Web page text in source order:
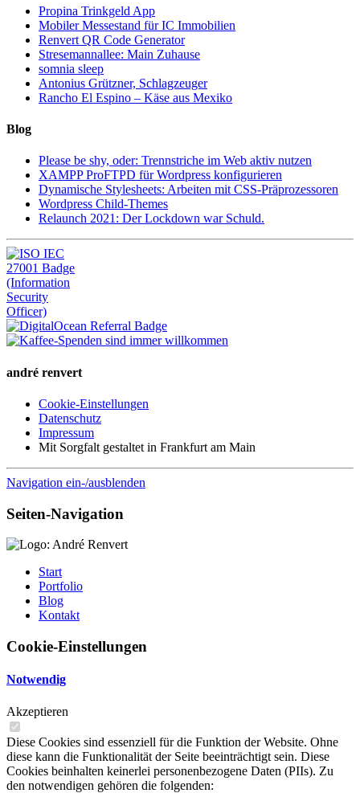
Propina Trinkgeld App
Mobiler Messestand für IC Immobilien
Renvert QR Code Generator
Stresemannallee: Main Zuhause
somnia sleep
Antonius Grützner, Schlagzeuger
Rancho El Espino – Käse aus Mexiko
Blog
Please be shy, oder: Trennstriche im Web aktiv nutzen
XAMPP ProFTPD für Wordpress konfigurieren
Dynamische Stylesheets: Arbeiten mit CSS-Präprozessoren
Wordpress Child-Themes
Relaunch 2021: Der Lockdown war Schuld.
andré renvert
Cookie-Einstellungen
Datenschutz
Impressum
Mit Sorgfalt gestaltet in Frankfurt am Main
Navigation ein-/ausblenden
Seiten-Navigation
Start
Portfolio
Blog
Kontakt
Cookie-Einstellungen
Notwendig
Akzeptieren
Diese Cookies sind essenziell für die Funktion der Website. Ohne
diese kann die Funktionalität der Seite beeinträchtigt sein. Diese
Cookies beinhalten keinerlei personenbezogene Daten (PIIs). Zu
den notwendigen gehören die folgenden: